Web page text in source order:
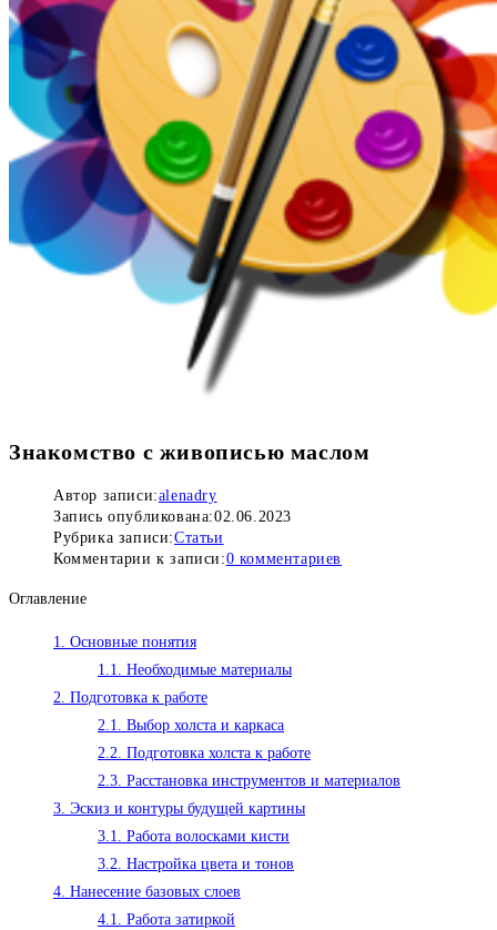
Знакомство с живописью маслом
Автор записи:alenadry
Запись опубликована:02.06.2023
Рубрика записи:Статьи
Комментарии к записи:0 комментариев
Оглавление
1. Основные понятия
1.1. Необходимые материалы
2. Подготовка к работе
2.1. Выбор холста и каркаса
2.2. Подготовка холста к работе
2.3. Расстановка инструментов и материалов
3. Эскиз и контуры будущей картины
3.1. Работа волосками кисти
3.2. Настройка цвета и тонов
4. Нанесение базовых слоев
4.1. Работа затиркой